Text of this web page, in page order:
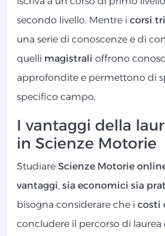
secondo livello. Mentre i corsi
una serie di conoscenze e di
quelli magistrali offrono
approfondite e permettono di
specifico campo.
I vantaggi della
in Scienze Motorie
Studiare Scienze Motorie
vantaggi, sia economici sia
bisogna considerare che i costi
concludere il percorso di